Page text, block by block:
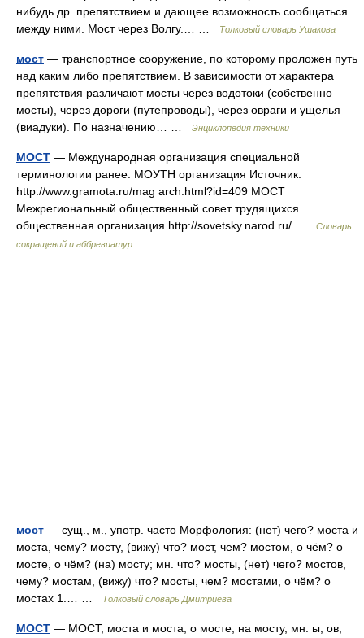
нибудь др. препятствием и дающее возможность сообщаться
между ними. Мост через Волгу.… …
Толковый словарь Ушакова
мост — транспортное сооружение, по которому проложен путь
над каким либо препятствием. В зависимости от характера
препятствия различают мосты через водотоки (собственно
мосты), через дороги (путепроводы), через овраги и ущелья
(виадуки). По назначению… …
Энциклопедия техники
МОСТ — Международная организация специальной
терминологии ранее: МОУТН организация Источник:
http://www.gramota.ru/mag arch.html?id=409 МОСТ
Межрегиональный общественный совет трудящихся
общественная организация http://sovetsky.narod.ru/ …
Словарь
сокращений и аббревиатур
мост — сущ., м., употр. часто Морфология: (нет) чего? моста и
моста, чему? мосту, (вижу) что? мост, чем? мостом, о чём? о
мосте, о чём? (на) мосту; мн. что? мосты, (нет) чего? мостов,
чему? мостам, (вижу) что? мосты, чем? мостами, о чём? о
мостах 1.… …
Толковый словарь Дмитриева
МОСТ — МОСТ, моста и моста, о мосте, на мосту, мн. ы, ов,